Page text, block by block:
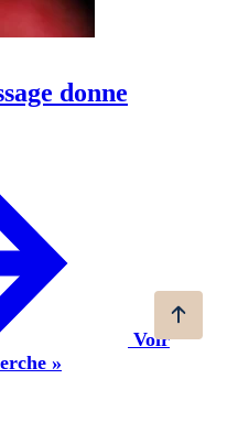
donne
Voir
»